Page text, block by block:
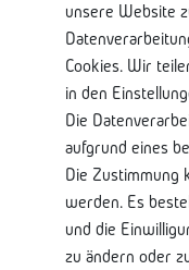
Shop Service
Kontaktseite
Mein Konto
Über Uns
Lieferung und
Nützliche
unsere Website
Cookies. Wir
in den
Die
aufgrund eines
Die Zustimmung
werden. Es
und die
zu ändern oder